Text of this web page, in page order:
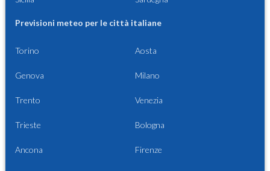
Previsioni meteo per le città italiane
Torino Aosta
Genova Milano
Trento Venezia
Trieste Bologna
Ancona Firenze